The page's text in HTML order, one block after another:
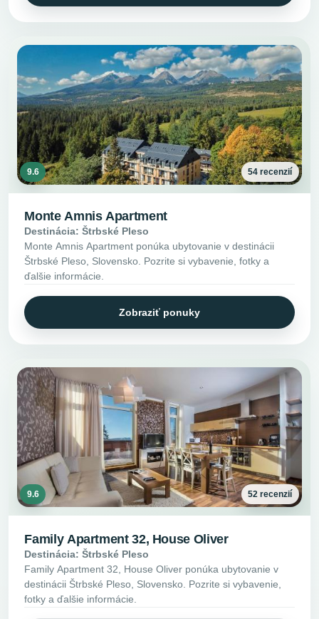
9.6 54 recenzií
Monte Amnis Apartment
Destinácia: Štrbské Pleso
Monte Amnis Apartment ponúka ubytovanie v destinácii
Štrbské Pleso, Slovensko. Pozrite si vybavenie, fotky a
ďalšie informácie.
Zobraziť ponuky
9.6 52 recenzií
Family Apartment 32, House Oliver
Destinácia: Štrbské Pleso
Family Apartment 32, House Oliver ponúka ubytovanie v
destinácii Štrbské Pleso, Slovensko. Pozrite si vybavenie,
fotky a ďalšie informácie.